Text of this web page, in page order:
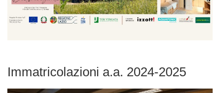
Immatricolazioni a.a. 2024-2025